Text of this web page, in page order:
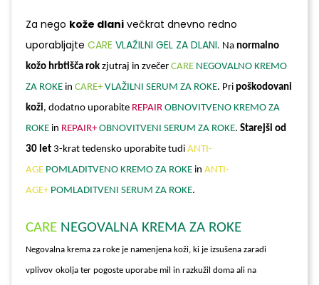
Za nego kože dlani večkrat dnevno redno
uporabljajte CARE VLAŽILNI GEL ZA DLANI. Na normalno
kožo hrbtišča rok zjutraj in zvečer CARE NEGOVALNO KREMO
ZA ROKE in CARE+VLAŽILNI SERUM ZA ROKE. Pri poškodovani
koži, dodatno uporabite REPAIR OBNOVITVENO KREMO ZA
ROKE in REPAIR+OBNOVITVENI SERUM ZA ROKE. Starejši od
30 let 3-krat tedensko uporabite tudi ANTI-
AGE POMLADITVENO KREMO ZA ROKE in ANTI-
AGE+ POMLADITVENI SERUM ZA ROKE.
CARE NEGOVALNA KREMA ZA ROKE
Negovalna krema za roke je namenjena koži, ki je izsušena zaradi
vplivov okolja ter pogoste uporabe mil in razkužil doma ali na